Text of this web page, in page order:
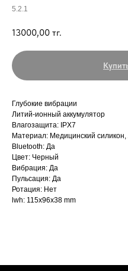
5.2.1
13000,00 тг.
Глубокие вибрации
Литий-ионный аккумулятор
Влагозащита: IPX7
Материал: Медицинский силикон,
Bluetooth: Да
Цвет: Черный
Вибрация: Да
Пульсация: Да
Ротация: Нет
lwh: 115x96x38 mm